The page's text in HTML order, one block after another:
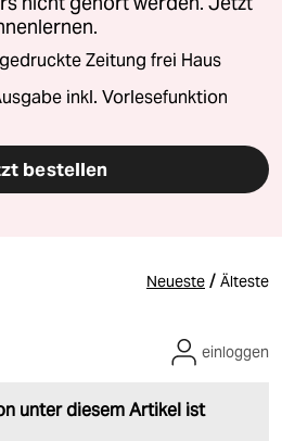
Zeitung frei Haus
inkl. Vorlesefunktion
bestellen
Neueste / Älteste
unter diesem Artikel ist
einloggen